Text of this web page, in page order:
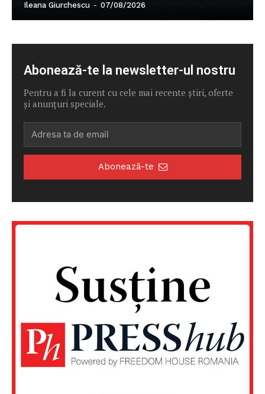
Ileana Giurchescu - 07/08/2026
Abonează-te la newsletter-ul nostru
Pentru a fi la curent cu cele mai recente știri, oferte
și anunțuri speciale.
Abonează-te